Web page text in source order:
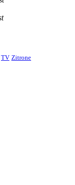
TV Zitrone